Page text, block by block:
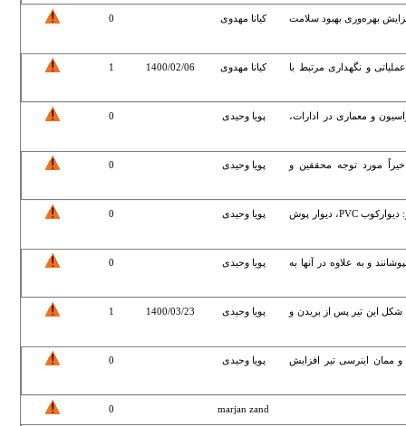
بهره‌وری بهبود سلامت کیانا مهدوی 0
و نگهداری مرتبط با کیانا مهدوی 1400/02/06
1
و معماری در ادارات، پویا وحیدی 0
مورد توجه محققین و پویا وحیدی 0
انواع دیوار پوش ها بر حسب نوع جنس عبارتند از: دیوارکوب PVC، دیوار پوش پویا وحیدی 0
و به علاوه در آنها به پویا وحیدی 0
شکل این تیر پس از بریدن و پویا وحیدی 1400/03/23
1
و ممان اینرسی تیر افزایش پویا وحیدی 0
marjan zand
0